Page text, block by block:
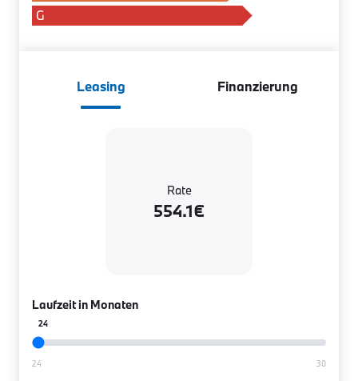
G
Leasing Finanzierung
Rate
554.1€
Laufzeit in Monaten
24